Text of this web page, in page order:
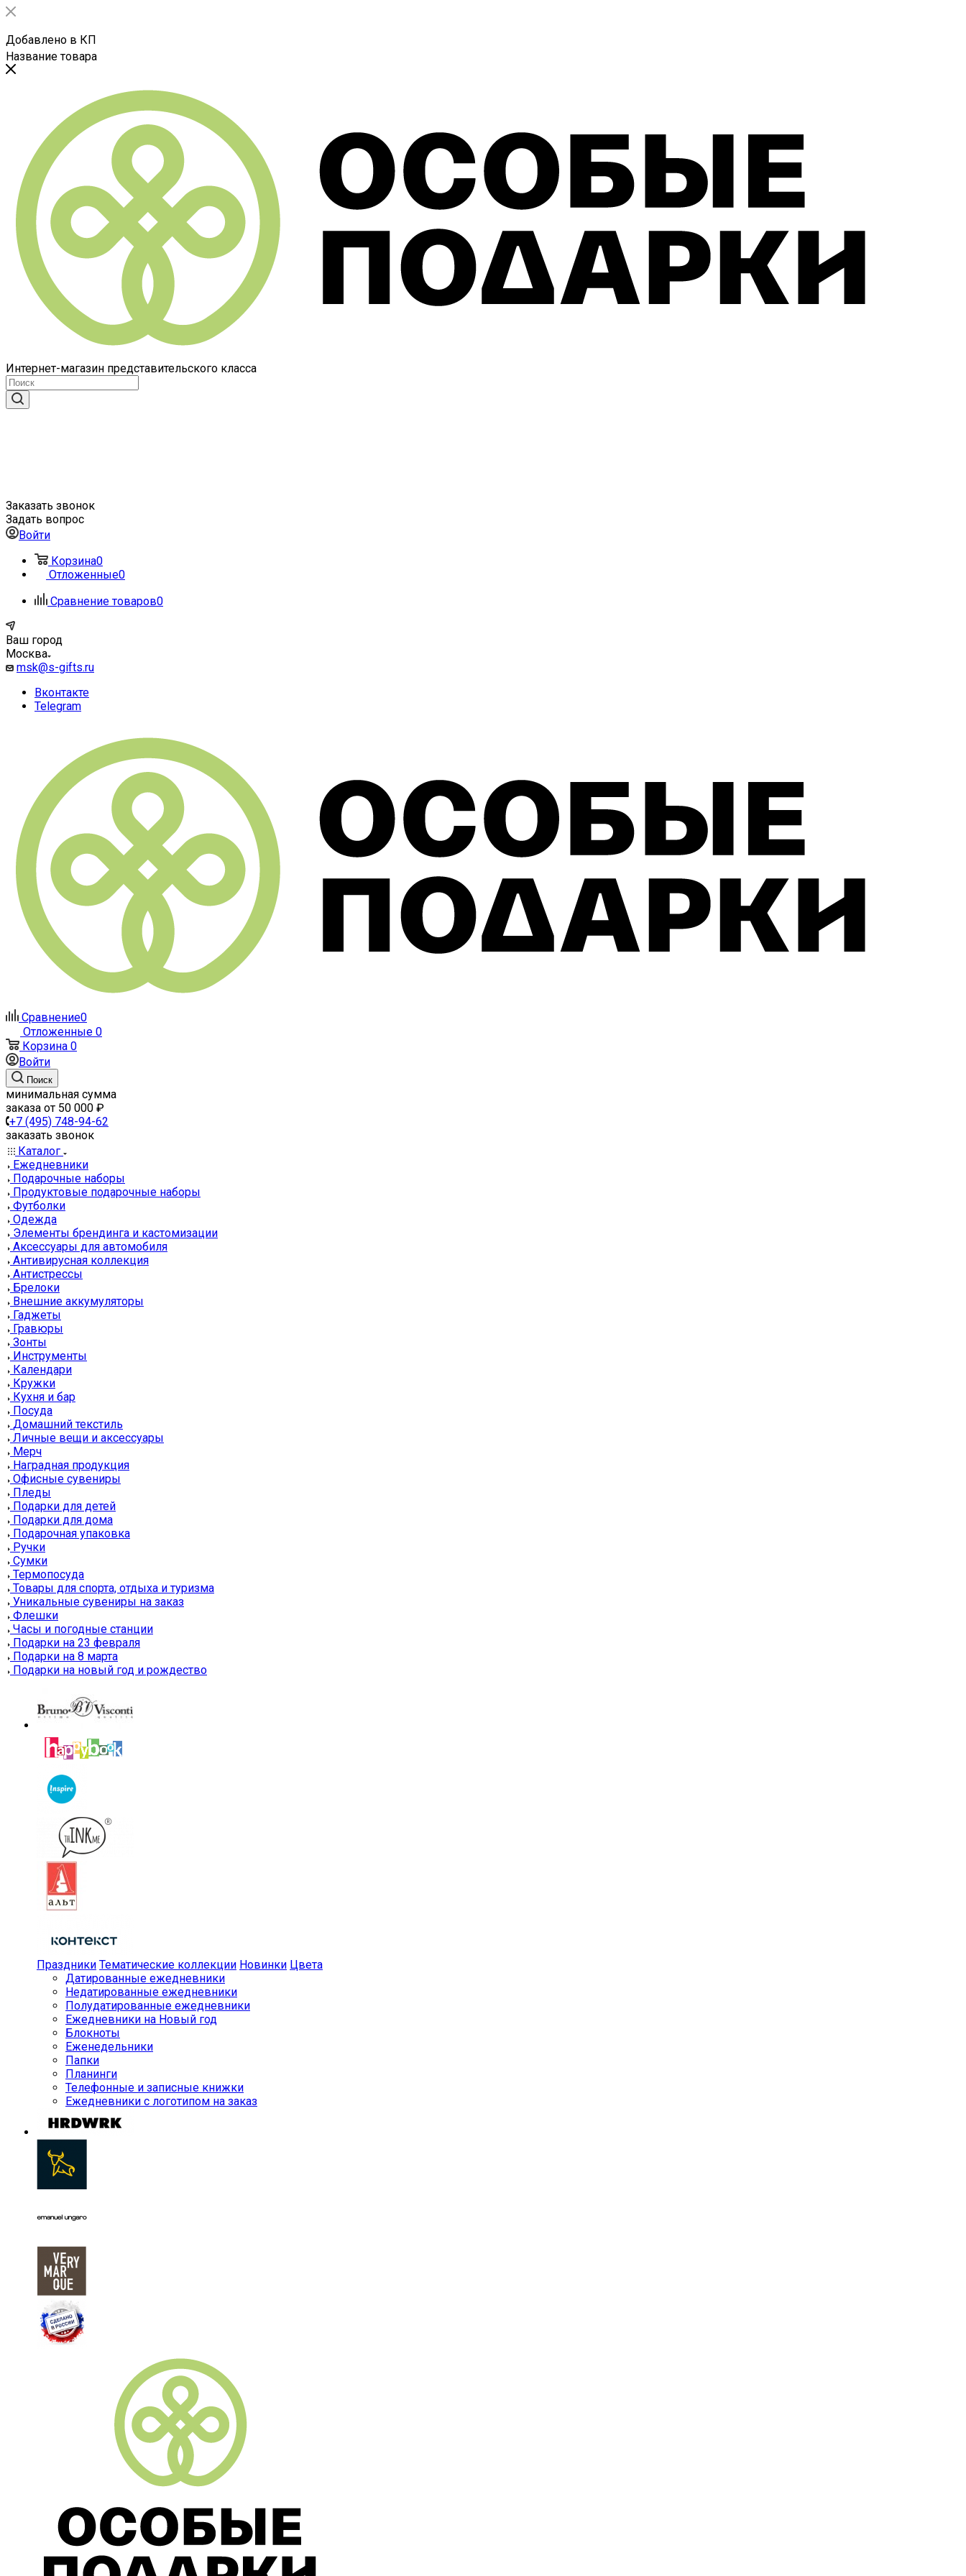
Добавлено в КП
Название товара
Интернет-магазин представительского класса
Заказать звонок
Задать вопрос
Войти
Корзина0
Отложенные0
Сравнение товаров0
Ваш город
Москва
msk@s-gifts.ru
Вконтакте
Telegram
Сравнение0
Отложенные 0
Корзина 0
Войти
Поиск
минимальная сумма
заказа от 50 000 ₽
+7 (495) 748-94-62
заказать звонок
Каталог
Ежедневники
Подарочные наборы
Продуктовые подарочные наборы
Футболки
Одежда
Элементы брендинга и кастомизации
Аксессуары для автомобиля
Антивирусная коллекция
Антистрессы
Брелоки
Внешние аккумуляторы
Гаджеты
Гравюры
Зонты
Инструменты
Календари
Кружки
Кухня и бар
Посуда
Домашний текстиль
Личные вещи и аксессуары
Мерч
Наградная продукция
Офисные сувениры
Пледы
Подарки для детей
Подарки для дома
Подарочная упаковка
Ручки
Сумки
Термопосуда
Товары для спорта, отдыха и туризма
Уникальные сувениры на заказ
Флешки
Часы и погодные станции
Подарки на 23 февраля
Подарки на 8 марта
Подарки на новый год и рождество
Праздники Тематические коллекции Новинки Цвета
Датированные ежедневники
Недатированные ежедневники
Полудатированные ежедневники
Ежедневники на Новый год
Блокноты
Еженедельники
Папки
Планинги
Телефонные и записные книжки
Ежедневники с логотипом на заказ